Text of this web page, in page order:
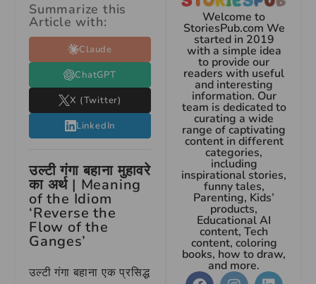
Summarize this
Article with:
Claude
ChatGPT
X (Twitter)
LinkedIn
उल्टी गंगा बहाना मुहावरे
का अर्थ | Meaning
of the Idiom
‘Reverse the
Flow of the
Ganges’
उल्टी गंगा बहाना एक प्रसिद्ध
Welcome to
StoriesPub.com We
started in 2019
with a simple idea
to provide our
readers with useful
and interesting
information. Our
team is dedicated to
curating a wide
range of captivating
content in different
categories,
including
inspirational stories,
funny tales,
Parenting, Kids’
products,
Educational AI
content, Tech
content, coloring
books, how to draw,
and more.